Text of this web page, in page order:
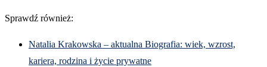
Sprawdź również:
Natalia Krakowska – aktualna Biografia: wiek, wzrost,
kariera, rodzina i życie prywatne